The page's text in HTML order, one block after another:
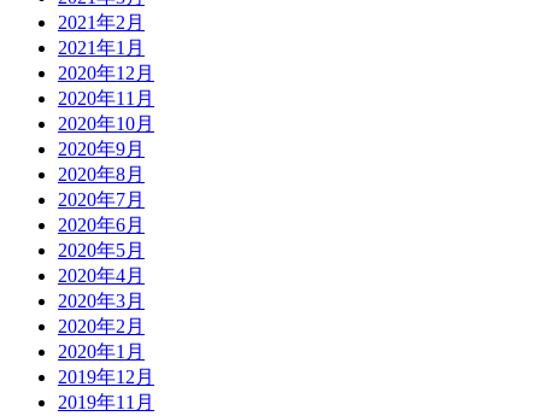
2021年2月
2021年1月
2020年12月
2020年11月
2020年10月
2020年9月
2020年8月
2020年7月
2020年6月
2020年5月
2020年4月
2020年3月
2020年2月
2020年1月
2019年12月
2019年11月